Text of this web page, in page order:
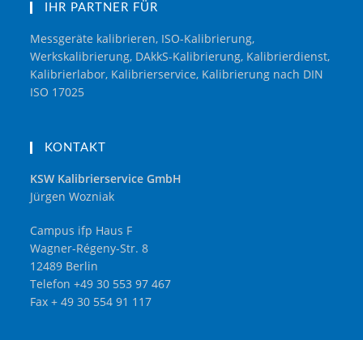
IHR PARTNER FÜR
Messgeräte kalibrieren, ISO-Kalibrierung,
Werkskalibrierung, DAkkS-Kalibrierung, Kalibrierdienst,
Kalibrierlabor, Kalibrierservice, Kalibrierung nach DIN
ISO 17025
KONTAKT
KSW Kalibrierservice GmbH
Jürgen Wozniak
Campus ifp Haus F
Wagner-Régeny-Str. 8
12489 Berlin
Telefon +49 30 553 97 467
Fax + 49 30 554 91 117